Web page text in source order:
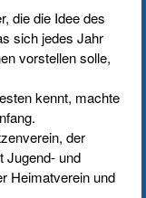
die die Idee des
sich jedes Jahr
vorstellen solle,
kennt, machte
der
Jugend- und
Heimatverein und